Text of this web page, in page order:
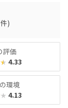
「子どもっぽ
結果は通信簿
)
評価
4.33
環境
4.13